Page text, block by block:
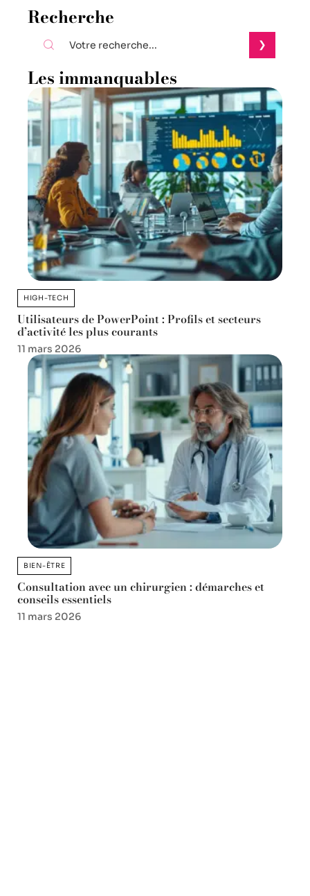
Recherche
Les immanquables
HIGH-TECH
Utilisateurs de PowerPoint : Profils et secteurs
d’activité les plus courants
11 mars 2026
BIEN-ÊTRE
Consultation avec un chirurgien : démarches et
conseils essentiels
11 mars 2026